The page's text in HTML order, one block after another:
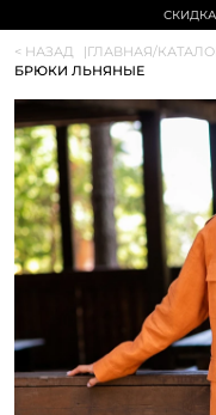
< НАЗАД |ГЛАВНАЯ/
БРЮКИ ЛЬНЯНЫЕ